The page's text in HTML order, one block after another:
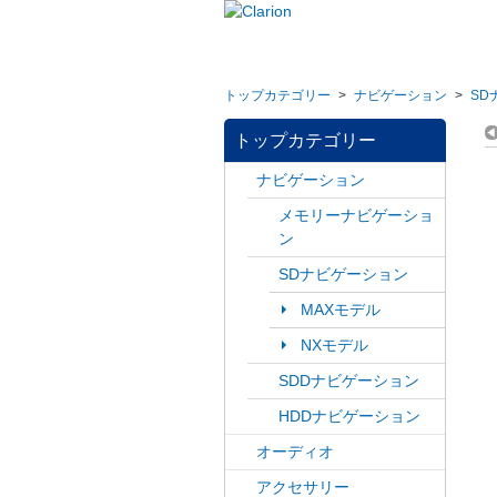
トップカテゴリー > ナビゲーション > SD
トップカテゴリー
ナビゲーション
メモリーナビゲーショ
ン
SDナビゲーション
MAXモデル
NXモデル
SDDナビゲーション
HDDナビゲーション
オーディオ
アクセサリー